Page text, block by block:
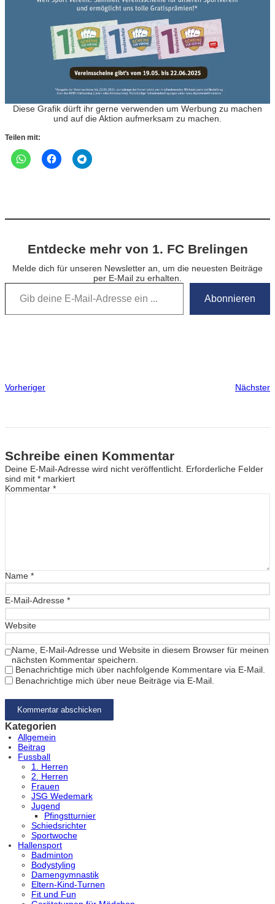
Diese Grafik dürft ihr gerne verwenden um Werbung zu machen
und auf die Aktion aufmerksam zu machen.
Teilen mit:
Entdecke mehr von 1. FC Brelingen
Melde dich für unseren Newsletter an, um die neuesten Beiträge
per E-Mail zu erhalten.
Gib deine E-Mail-Adresse ein …
Abonnieren
Vorheriger Nächster
Schreibe einen Kommentar
Deine E-Mail-Adresse wird nicht veröffentlicht. Erforderliche Felder
sind mit * markiert
Kommentar *
Name *
E-Mail-Adresse *
Website
Name, E-Mail-Adresse und Website in diesem Browser für meinen
nächsten Kommentar speichern.
Benachrichtige mich über nachfolgende Kommentare via E-Mail.
Benachrichtige mich über neue Beiträge via E-Mail.
Kategorien
Allgemein
Beitrag
Fussball
1. Herren
2. Herren
Frauen
JSG Wedemark
Jugend
Pfingstturnier
Schiedsrichter
Sportwoche
Hallensport
Badminton
Bodystyling
Damengymnastik
Eltern-Kind-Turnen
Fit und Fun